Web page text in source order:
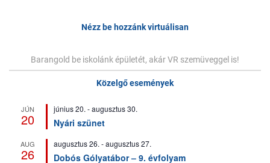
Nézz be hozzánk virtuálisan
Barangold be iskolánk épületét, akár VR szemüveggel is!
Közelgő események
JÚN
20
június 20. -augusztus 30.
Nyári szünet
AUG
26
augusztus 26. -augusztus 27.
Dobós Gólyatábor – 9. évfolyam